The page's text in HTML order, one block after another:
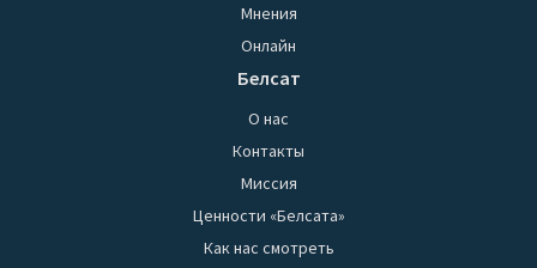
Мнения
Онлайн
Белсат
О нас
Контакты
Миссия
Ценности «Белсата»
Как нас смотреть